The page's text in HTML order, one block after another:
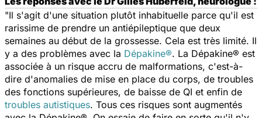
"Il s'agit d'une situation plutôt inhabituelle parce qu'il est
rarissime de prendre un antiépileptique que deux
semaines au début de la grossesse. Cela est très limité. Il
y a des problèmes avec la Dépakine®. La Dépakine® est
associée à un risque accru de malformations, c'est-à-
dire d'anomalies de mise en place du corps, de troubles
des fonctions supérieures, de baisse de QI et enfin de
troubles autistiques. Tous ces risques sont augmentés